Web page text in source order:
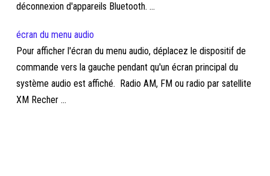
déconnexion d'appareils Bluetooth. ...
écran du menu audio
Pour afficher l'écran du menu audio, déplacez le dispositif de
commande vers la gauche pendant qu'un écran principal du
système audio est affiché. Radio AM, FM ou radio par satellite
XM Recher ...